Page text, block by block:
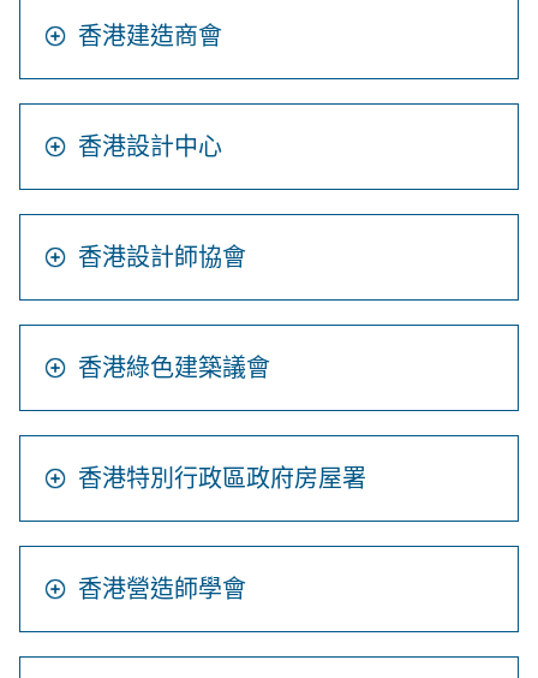
香港建造商會
香港設計中心
香港設計師協會
香港綠色建築議會
香港特別行政區政府房屋署
香港營造師學會